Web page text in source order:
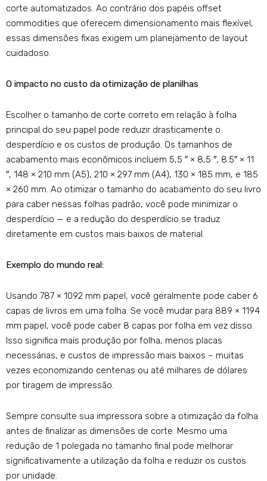
corte automatizados. Ao contrário dos papéis offset
commodities que oferecem dimensionamento mais flexível,
essas dimensões fixas exigem um planejamento de layout
cuidadoso.
O impacto no custo da otimização de planilhas
Escolher o tamanho de corte correto em relação à folha
principal do seu papel pode reduzir drasticamente o
desperdício e os custos de produção. Os tamanhos de
acabamento mais econômicos incluem 5,5 ″ × 8,5 ″, 8.5″ × 11
″, 148 × 210 mm (A5), 210 × 297 mm (A4), 130 × 185 mm, e 185
× 260 mm. Ao otimizar o tamanho do acabamento do seu livro
para caber nessas folhas padrão, você pode minimizar o
desperdício — e a redução do desperdício se traduz
diretamente em custos mais baixos de material.
Exemplo do mundo real:
Usando 787 × 1092 mm papel, você geralmente pode caber 6
capas de livros em uma folha. Se você mudar para 889 × 1194
mm papel, você pode caber 8 capas por folha em vez disso.
Isso significa mais produção por folha, menos placas
necessárias, e custos de impressão mais baixos – muitas
vezes economizando centenas ou até milhares de dólares
por tiragem de impressão.
Sempre consulte sua impressora sobre a otimização da folha
antes de finalizar as dimensões de corte. Mesmo uma
redução de 1 polegada no tamanho final pode melhorar
significativamente a utilização da folha e reduzir os custos
por unidade.